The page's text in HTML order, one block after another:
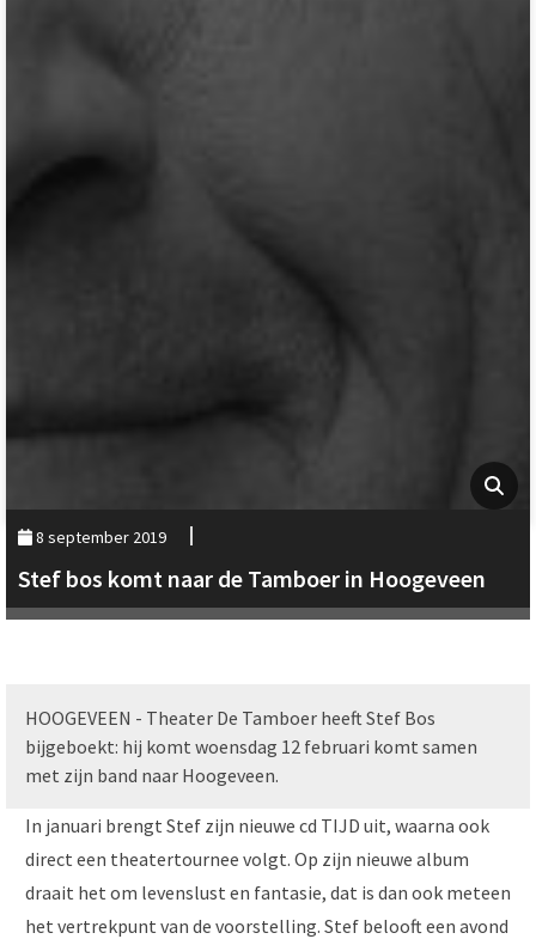
8 september 2019
Stef bos komt naar de Tamboer in Hoogeveen
HOOGEVEEN - Theater De Tamboer heeft Stef Bos
bijgeboekt: hij komt woensdag 12 februari komt samen
met zijn band naar Hoogeveen.
In januari brengt Stef zijn nieuwe cd TIJD uit, waarna ook
direct een theatertournee volgt. Op zijn nieuwe album
draait het om levenslust en fantasie, dat is dan ook meteen
het vertrekpunt van de voorstelling. Stef belooft een avond